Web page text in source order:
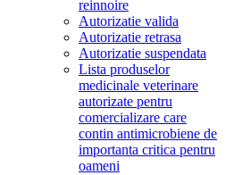
reinnoire
Autorizatie valida
Autorizatie retrasa
Autorizatie suspendata
Lista produselor
medicinale veterinare
autorizate pentru
comercializare care
contin antimicrobiene de
importanta critica pentru
oameni